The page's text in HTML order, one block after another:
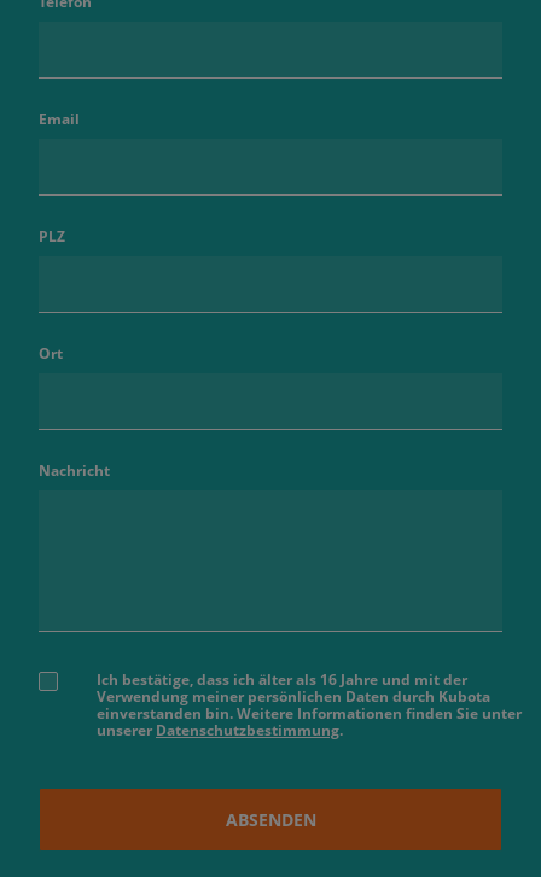
Email
PLZ
Ort
Nachricht
Ich bestätige, dass ich älter als 16 Jahre und mit der
Verwendung meiner persönlichen Daten durch Kubota
einverstanden bin. Weitere Informationen finden Sie unter
unserer Datenschutzbestimmung.
ABSENDEN